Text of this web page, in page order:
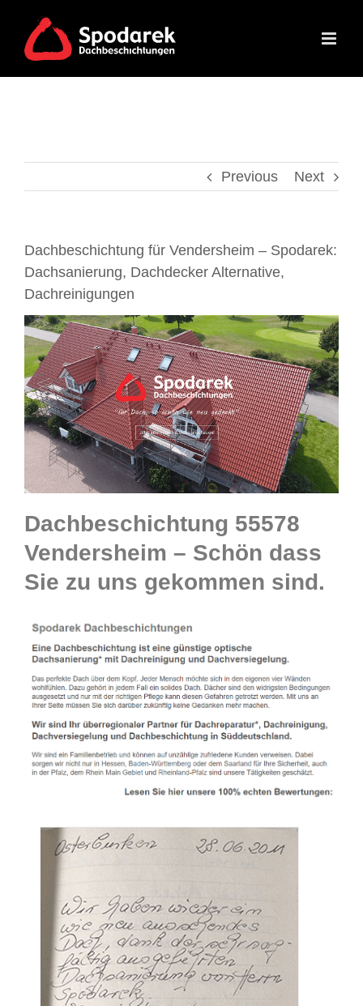
content
Previous Next
Dachbeschichtung für Vendersheim – Spodarek:
Dachsanierung, Dachdecker Alternative,
Dachreinigungen
Dachbeschichtung 55578
Vendersheim – Schön dass
Sie zu uns gekommen sind.